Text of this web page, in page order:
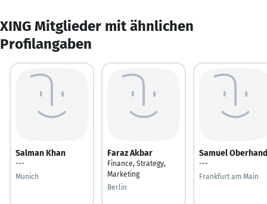
XING Mitglieder mit ähnlichen
Profilangaben
Salman Khan
---
Munich
Faraz Akbar
Finance, Strategy,
Marketing
Berlin
Samuel Oberhand
---
Frankfurt am Main